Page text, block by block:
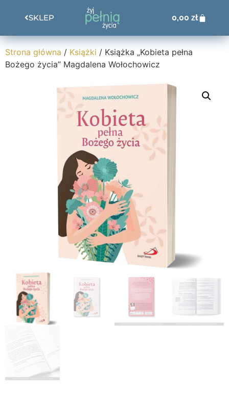
SKLEP 0,00 zł
Strona główna / Książki / Książka „Kobieta pełna
Bożego życia” Magdalena Wołochowicz